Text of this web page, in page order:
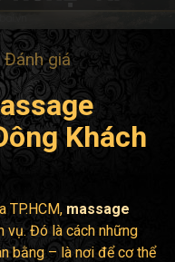
Đánh giá
Khách
TP.HCM, massage
vụ. Đó là cách những
bằng – là nơi để cơ thể